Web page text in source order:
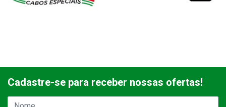
Cadastre-se para receber nossas ofertas!